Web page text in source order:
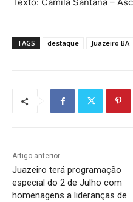
TAGS destaque Juazeiro BA
Artigo anterior
Juazeiro terá programação
especial do 2 de Julho com
homenagens a lideranças de